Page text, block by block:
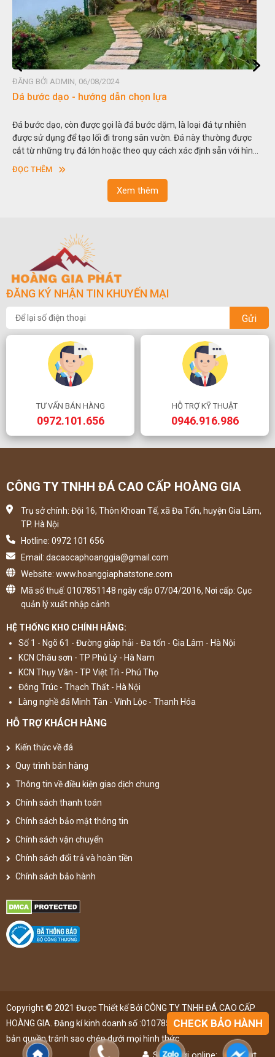
ĐĂNG BỞI ADMIN, 06/08/2024
Dá bước dạo - hướng dẫn chọn lựa
Đá bước dạo, còn được gọi là đá bước dặm, là loại đá tự nhiên
được sử dụng để tạo lối đi trong sân vườn. Đá này thường được
cắt từ những trụ đá lớn hoặc theo quy cách xác định sẵn với hình
vuông hoặc hình chữ nhật và có độ dày khác nhau.
ĐỌC THÊM
Xem thêm
ĐĂNG KÝ NHẬN TIN KHUYẾN MẠI
Gửi
TƯ VẤN BÁN HÀNG
0972.101.656
HỖ TRỢ KỸ THUẬT
0946.916.986
CÔNG TY TNHH ĐÁ CAO CẤP HOÀNG GIA
Trụ sở chính: Đội 16, Thôn Khoan Tế, xã Đa Tốn, huyện Gia Lâm,
TP. Hà Nội
Hotline: 0972 101 656
Email: dacaocaphoanggia@gmail.com
Website: www.hoanggiaphatstone.com
Mã số thuế: 0107851148 ngày cấp 07/04/2016, Nơi cấp: Cục
quản lý xuất nhập cảnh
HỆ THỐNG KHO CHÍNH HÃNG:
Số 1 - Ngõ 61 - Đường giáp hải - Đa tốn - Gia Lâm - Hà Nội
KCN Châu sơn - TP Phủ Lý - Hà Nam
KCN Thụy Vân - TP Việt Trì - Phú Thọ
Đông Trúc - Thạch Thất - Hà Nội
Làng nghề đá Minh Tân - Vĩnh Lộc - Thanh Hóa
HỖ TRỢ KHÁCH HÀNG
Kiến thức về đá
Quy trình bán hàng
Thông tin về điều kiện giao dịch chung
Chính sách thanh toán
Chính sách bảo mật thông tin
Chính sách vận chuyển
Chính sách đổi trả và hoàn tiền
Chính sách bảo hành
Copyright © 2021 Được Thiết kế Bởi CÔNG TY TNHH ĐÁ CAO CẤP
HOÀNG GIA. Đăng kí kinh doanh số :0107851148 ,đã được đăng kí
bản quyền,tránh sao chép dưới mọi hình thức
CHECK BẢO HÀNH